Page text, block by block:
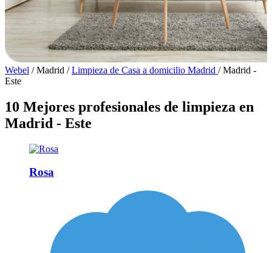
Webel / Madrid / Limpieza de Casa a domicilio Madrid / Madrid -
Este
10 Mejores profesionales de limpieza en
Madrid - Este
Rosa